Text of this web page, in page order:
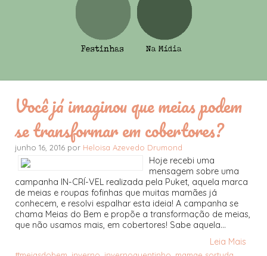
Você já imaginou que meias podem
se transformar em cobertores?
junho 16, 2016 por Heloisa Azevedo Drumond
Hoje recebi uma
mensagem sobre uma
campanha IN-CRÍ-VEL realizada pela Puket, aquela marca
de meias e roupas fofinhas que muitas mamães já
conhecem, e resolvi espalhar esta ideia! A campanha se
chama Meias do Bem e propõe a transformação de meias,
que não usamos mais, em cobertores! Sabe aquela...
Leia Mais